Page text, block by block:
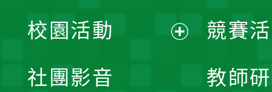
競賽
教師
開
校園活動
社團影音